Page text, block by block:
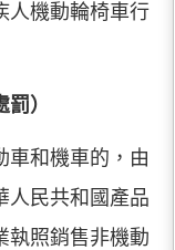
人機動輪椅車行
）
車和機車的，由
人民共和國產品
執照銷售非機動